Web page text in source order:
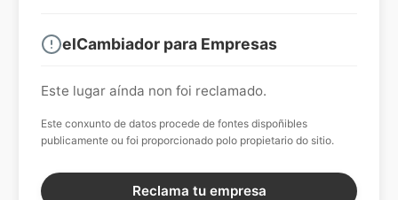
elCambiador para Empresas
Este lugar aínda non foi reclamado.
Este conxunto de datos procede de fontes dispoñibles
publicamente ou foi proporcionado polo propietario do sitio.
Reclama tu empresa